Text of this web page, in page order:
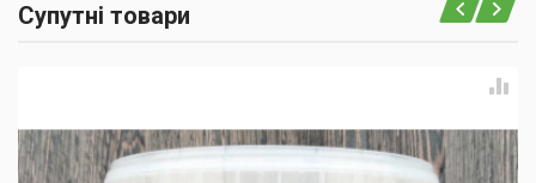
Супутні товари